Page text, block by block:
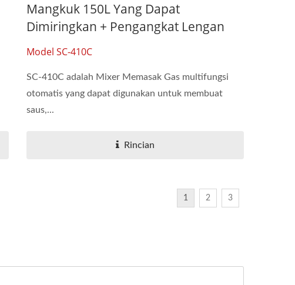
Mangkuk 150L Yang Dapat
Dimiringkan + Pengangkat Lengan
Model SC-410C
SC-410C adalah Mixer Memasak Gas multifungsi
otomatis yang dapat digunakan untuk membuat
saus,...
Rincian
1 2 3